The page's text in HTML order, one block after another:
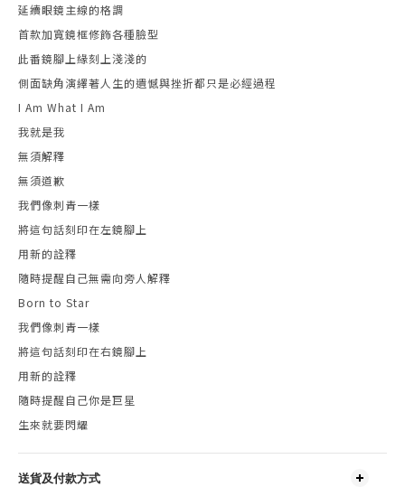
延續眼鏡主線的格調
首款加寬鏡框修飾各種臉型
此番鏡腳上緣刻上淺淺的
側面缺角演繹著人生的遺憾與挫折都只是必經過程
I Am What I Am
我就是我
無須解釋
無須道歉
我們像刺青一樣
將這句話刻印在左鏡腳上
用新的詮釋
隨時提醒自己無需向旁人解釋
Born to Star
我們像刺青一樣
將這句話刻印在右鏡腳上
用新的詮釋
隨時提醒自己你是巨星
生來就要閃耀
送貨及付款方式